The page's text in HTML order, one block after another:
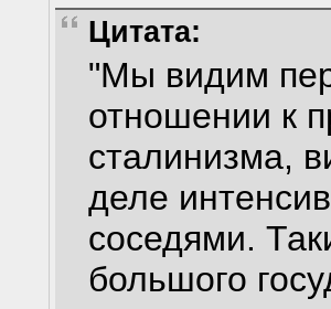
Цитата:
"Мы видим
отношении к
сталинизма,
деле
соседями.
большого